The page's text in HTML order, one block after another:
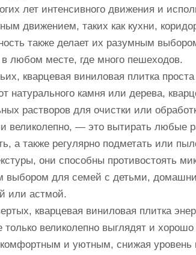
лет интенсивного движения и
движением, таких как кухни,
также делает их разумным
любом месте, где много пешеходов.
кварцевая виниловая плитка
натурального камня или дерева,
растворов для очистки или
великолепно, — это вытирать любые
а также регулярно подметать или
они способны противостоять
выбором для семей с детьми,
или астмой.
кварцевая виниловая плитка
только великолепно выглядят и
и уютным, снижая